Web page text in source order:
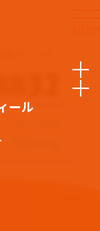
クリック
ール